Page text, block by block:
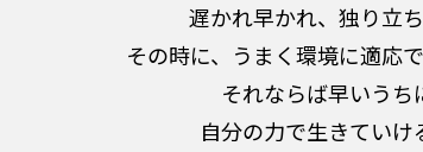
遅かれ早かれ、独り立
その時に、うまく環境に適応
それならば早いうち
自分の力で生きていけ